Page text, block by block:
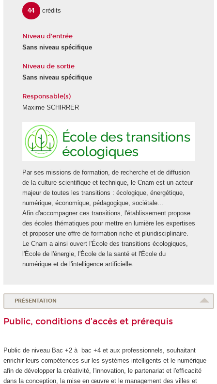
44 crédits
Niveau d'entrée
Sans niveau spécifique
Niveau de sortie
Sans niveau spécifique
Responsable(s)
Maxime SCHIRRER
Par ses missions de formation, de recherche et de diffusion
de la culture scientifique et technique, le Cnam est un acteur
majeur de toutes les transitions : écologique, énergétique,
numérique, économique, pédagogique, sociétale...
Afin d'accompagner ces transitions, l'établissement propose
des écoles thématiques pour mettre en lumière les expertises
et proposer une offre de formation riche et pluridisciplinaire.
Le Cnam a ainsi ouvert l'École des transitions écologiques,
l'École de l'énergie, l'École de la santé et l'École du
numérique et de l'intelligence artificielle.
PRÉSENTATION
Public, conditions d’accès et prérequis
Public de niveau Bac +2 à bac +4 et aux professionnels, souhaitant
enrichir leurs compétences sur les systèmes intelligents et le numérique
afin de développer la créativité, l'innovation, le partenariat et l'efficacité
dans la conception, la mise en œuvre et le management des villes et